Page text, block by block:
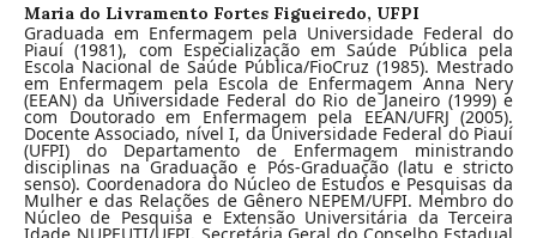
Maria do Livramento Fortes Figueiredo, UFPI
Graduada em Enfermagem pela Universidade Federal do
Piauí (1981), com Especialização em Saúde Pública pela
Escola Nacional de Saúde Pública/FioCruz (1985). Mestrado
em Enfermagem pela Escola de Enfermagem Anna Nery
(EEAN) da Universidade Federal do Rio de Janeiro (1999) e
com Doutorado em Enfermagem pela EEAN/UFRJ (2005).
Docente Associado, nível I, da Universidade Federal do Piauí
(UFPI) do Departamento de Enfermagem ministrando
disciplinas na Graduação e Pós-Graduação (latu e stricto
senso). Coordenadora do Núcleo de Estudos e Pesquisas da
Mulher e das Relações de Gênero NEPEM/UFPI. Membro do
Núcleo de Pesquisa e Extensão Universitária da Terceira